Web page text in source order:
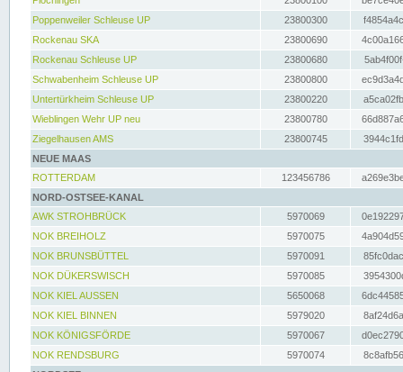
Poppenweiler Schleuse UP
23800300
Rockenau SKA
23800690
Rockenau Schleuse UP
23800680
Schwabenheim Schleuse UP
23800800
Untertürkheim Schleuse UP
23800220
Wieblingen Wehr UP neu
23800780
Ziegelhausen AMS
23800745
NEUE MAAS
ROTTERDAM
123456786
NORD-OSTSEE-KANAL
AWK STROHBRÜCK
5970069
NOK BREIHOLZ
5970075
NOK BRUNSBÜTTEL
5970091
NOK DÜKERSWISCH
5970085
NOK KIEL AUSSEN
5650068
NOK KIEL BINNEN
5979020
NOK KÖNIGSFÖRDE
5970067
NOK RENDSBURG
5970074